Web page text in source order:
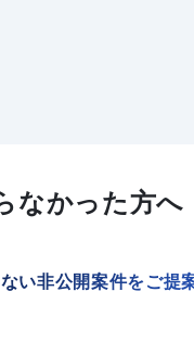
なかった方へ
い非公開案件をご提